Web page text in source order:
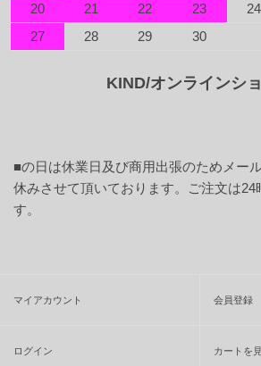
20
21 22 23 24
27
28 29 30
KIND/オンラインシ
■の日は休業日及び商用出張のためメー
休みさせて頂いております。ご注文は24
す。
マイアカウント 会員登録
ログイン カートを